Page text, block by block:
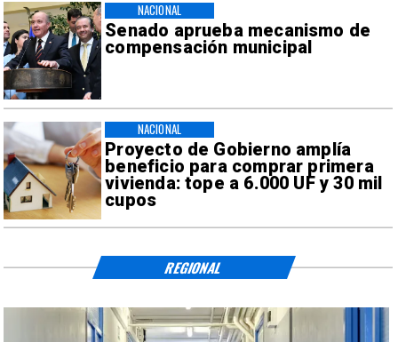
Senado aprueba mecanismo de
compensación municipal
NACIONAL
Proyecto de Gobierno amplía
beneficio para comprar primera
vivienda: tope a 6.000 UF y 30 mil
cupos
NACIONAL
REGIONAL